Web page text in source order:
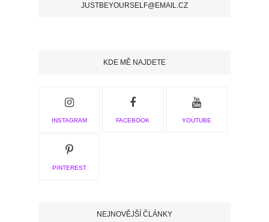
JUSTBEYOURSELF@EMAIL.CZ
KDE MĚ NAJDETE
INSTAGRAM FACEBOOK YOUTUBE
PINTEREST
NEJNOVĚJŠÍ ČLÁNKY